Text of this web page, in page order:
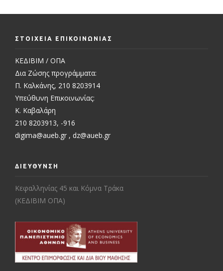
ΣΤΟΙΧΕΙΑ ΕΠΙΚΟΙΝΩΝΙΑΣ
ΚΕΔΙΒΙΜ / ΟΠΑ
Δια Ζώσης προγράμματα:
Π. Καλκάνης, 210 8203914
Υπεύθυνη Επικοινωνίας:
Κ. Καβαλάρη
210 8203913, -916
digima@aueb.gr , dz@aueb.gr
ΔΙΕΥΘΥΝΣΗ
Κεφαλληνίας 45 και Κόμνα Τράκα
(ΚΕΔΙΒΙΜ ΟΠΑ)